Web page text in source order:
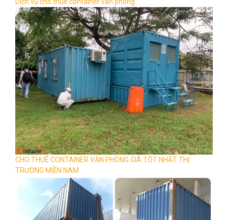
CHO THUÊ CONTAINER VĂN PHÒNG GIÁ TỐT NHẤT THỊ
TRƯỜNG MIỀN NAM